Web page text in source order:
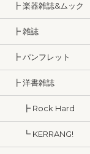
┣ 楽器雑誌&ムック
┣ 雑誌
┣ パンフレット
┣ 洋書雑誌
┣ Rock Hard
┗ KERRANG!